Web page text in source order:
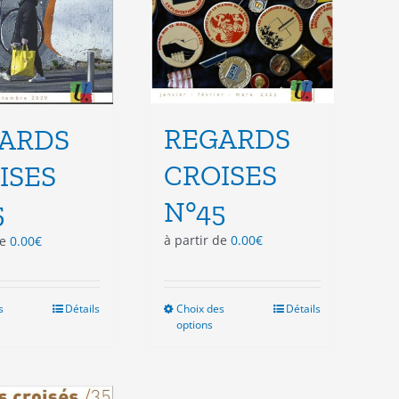
page
du
produit
page
du
produit
0.00€
variations.
Détails
REGARDS
CROISES
N°45
à partir de 0.00€
Choix des
options
Détails